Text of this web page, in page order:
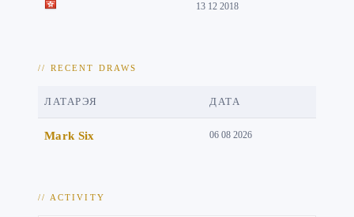
13 12 2018
// RECENT DRAWS
ЛАТАРЭЯ ДАТА
Mark Six 06 08 2026
// ACTIVITY